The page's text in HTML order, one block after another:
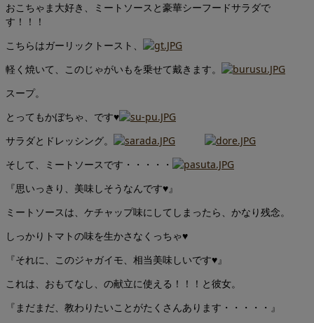
おこちゃま大好き、ミートソースと豪華シーフードサラダで
す！！！
こちらはガーリックトースト、
軽く焼いて、このじゃがいもを乗せて戴きます。
スープ。
とってもかぼちゃ、です♥
サラダとドレッシング。
そして、ミートソースです・・・・・
『思いっきり、美味しそうなんです♥』
ミートソースは、ケチャップ味にしてしまったら、かなり残念。
しっかりトマトの味を生かさなくっちゃ♥
『それに、このジャガイモ、相当美味しいです♥』
これは、おもてなし、の献立に使える！！！と彼女。
『まだまだ、教わりたいことがたくさんあります・・・・・』